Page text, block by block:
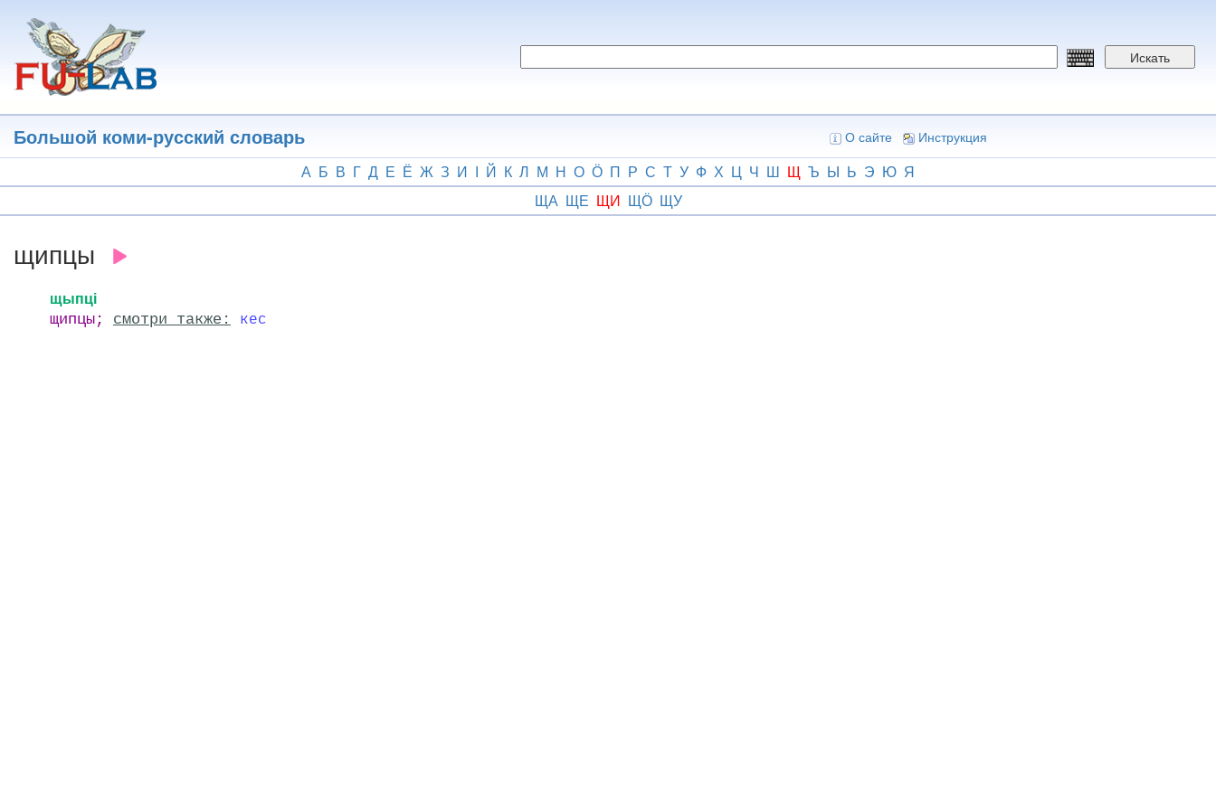
основному
содержанию
Искать
Большой коми-русский словарь О сайте Инструкция
А Б В Г Д Е Ё Ж З И І Й К Л М Н О Ӧ П Р С Т У Ф Х Ц Ч Ш Щ Ъ Ы Ь Э Ю Я
ЩА ЩЕ ЩИ ЩӦ ЩУ
щипцы
щыпці
щипцы; смотри также: кес